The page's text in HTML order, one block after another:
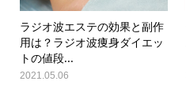
ラジオ波エステの効果と副作
用は？ラジオ波痩身ダイエッ
トの値段...
2021.05.06